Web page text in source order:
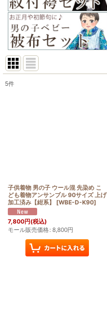
5件
子供着物 男の子 ウール混 先染め こ
ども着物アンサンブル 90サイズ 上げ
加工済み【紺系】
[WBE-D-K90]
7,800円(税込)
モール販売価格: 8,800円